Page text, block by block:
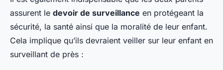
assurent le devoir de surveillance en protégeant la
sécurité, la santé ainsi que la moralité de leur enfant.
Cela implique qu’ils devraient veiller sur leur enfant en
surveillant de près :